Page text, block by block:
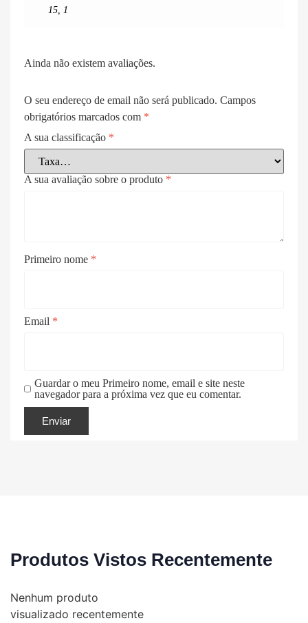
15, 1
Ainda não existem avaliações.
O seu endereço de email não será publicado. Campos
obrigatórios marcados com *
A sua classificação *
A sua avaliação sobre o produto *
Primeiro nome *
Email *
Guardar o meu Primeiro nome, email e site neste
navegador para a próxima vez que eu comentar.
Produtos Vistos Recentemente
Nenhum produto
visualizado recentemente